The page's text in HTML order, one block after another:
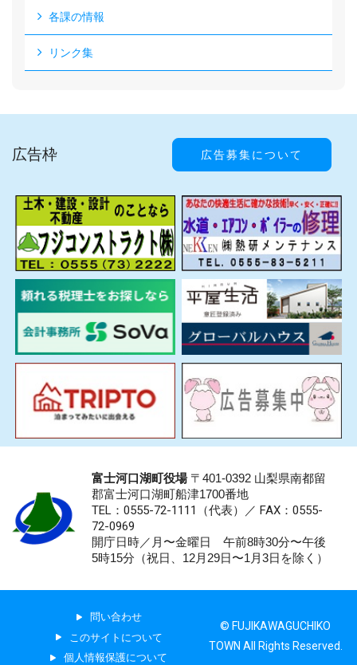
各課の情報
リンク集
広告枠 広告募集について
富士河口湖町役場〒401-0392 山梨県南都留
郡富士河口湖町船津1700番地
TEL：0555-72-1111 （代表）／ FAX：0555-
72-0969
開庁日時／月〜金曜日 午前8時30分〜午後
5時15分（祝日、12月29日〜1月3日を除く）
問い合わせ
このサイトについて
個人情報保護について
© FUJIKAWAGUCHIKO
TOWN All Rights Reserved.